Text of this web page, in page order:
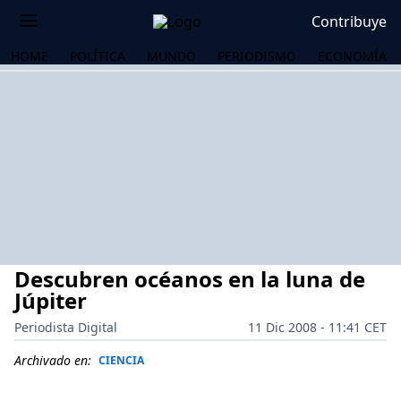
Contribuye
HOME POLÍTICA MUNDO PERIODISMO ECONOMÍA
Descubren océanos en la luna de
Júpiter
Periodista Digital
11 Dic 2008 - 11:41 CET
Archivado en: CIENCIA